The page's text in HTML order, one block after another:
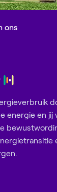
ons
energie en jij